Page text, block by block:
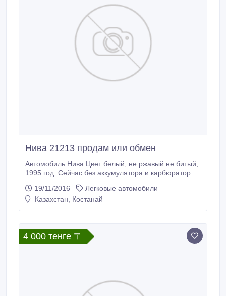
Нива 21213 продам или обмен
Автомобиль Нива.Цвет белый, не ржавый не битый,
1995 год. Сейчас без аккумулятора и карбюратора,
уточнять по телефону.
19/11/2016
Легковые автомобили
Казахстан, Костанай
4 000 тенге 〒